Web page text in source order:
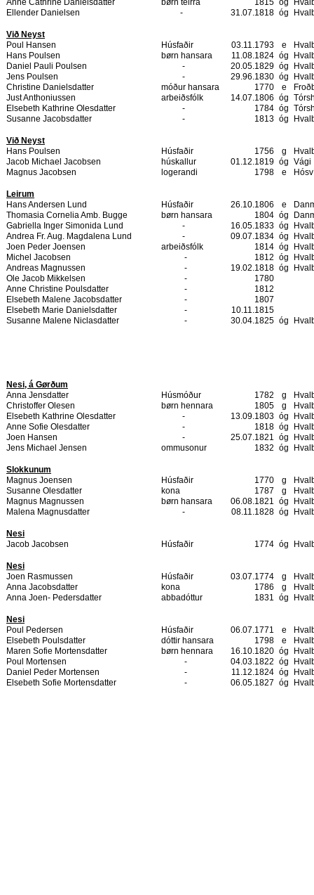
Ellender Danielsen
- 31.07.1818 óg
Við Neyst
Poul Hansen
Húsfaðir 03.11.1793 e
Hans Poulsen
børn hansara 11.08.1824 óg
Daniel Pauli Poulsen
- 20.05.1829 óg
Jens Poulsen
- 29.96.1830 óg
Christine Danielsdatter
móður hansara 1770 e
Just Anthoniussen
arbeiðsfólk 14.07.1806 óg
Elsebeth Kathrine Olesdatter
- 1784 óg
Susanne Jacobsdatter
- 1813 óg
Við Neyst
Hans Poulsen
Húsfaðir 1756 g
Jacob Michael Jacobsen
húskallur 01.12.1819 óg Vági
Magnus Jacobsen
logerandi 1798 e
Leirum
Hans Andersen Lund
Húsfaðir 26.10.1806 e
Thomasia Cornelia Amb. Bugge
børn hansara 1804 óg
Gabriella Inger Simonida Lund
- 16.05.1833 óg
Andrea Fr. Aug. Magdalena Lund
- 09.07.1834 óg
Joen Peder Joensen
arbeiðsfólk 1814 óg
Michel Jacobsen
- 1812 óg
Andreas Magnussen
- 19.02.1818 óg
Ole Jacob Mikkelsen
-
1780
Anne Christine Poulsdatter
-
1812
Elsebeth Malene Jacobsdatter
-
1807
Elsebeth Marie Danielsdatter
-
10.11.1815
Susanne Malene Niclasdatter
- 30.04.1825 óg
Nesi, á Gørðum
Anna Jensdatter
Húsmóður 1782 g
Christoffer Olesen
børn hennara 1805 g
Elsebeth Kathrine Olesdatter
- 13.09.1803 óg
Anne Sofie Olesdatter
- 1818 óg
Joen Hansen
- 25.07.1821 óg
Jens Michael Jensen
ommusonur 1832 óg
Slokkunum
Magnus Joensen
Húsfaðir 1770 g
Susanne Olesdatter
kona 1787 g
Magnus Magnussen
børn hansara 06.08.1821 óg
Malena Magnusdatter
- 08.11.1828 óg
Nesi
Jacob Jacobsen
Húsfaðir 1774 óg
Nesi
Joen Rasmussen
Húsfaðir 03.07.1774 g
Anna Jacobsdatter
kona 1786 g
Anna Joen- Pedersdatter
abbadóttur 1831 óg
Nesi
Poul Pedersen
Húsfaðir 06.07.1771 e
Elsebeth Poulsdatter
dóttir hansara 1798 e
Maren Sofie Mortensdatter
børn hennara 16.10.1820 óg
Poul Mortensen
- 04.03.1822 óg
Daniel Peder Mortensen
- 11.12.1824 óg
Elsebeth Sofie Mortensdatter
- 06.05.1827 óg